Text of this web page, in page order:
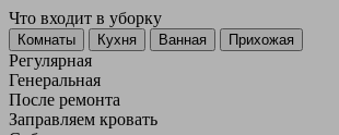
Что входит в уборку
Регу­лярная
Гене­ральная
После ремонта
Заправляем кровать